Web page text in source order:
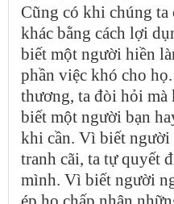
Cũng có khi chúng
khác bằng cách lợi
biết một người hiền
phần việc khó cho
thương, ta đòi hỏi
biết một người bạn
khi cần. Vì biết người
tranh cãi, ta tự quyết
mình. Vì biết người